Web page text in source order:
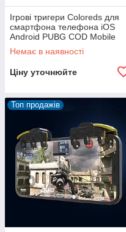
Ігрові тригери Coloreds для
смартфона телефона iOS
Android PUBG COD Mobile
Arena Breakout PUBG mobile
Немає в наявності
Ціну уточнюйте
Топ продажів